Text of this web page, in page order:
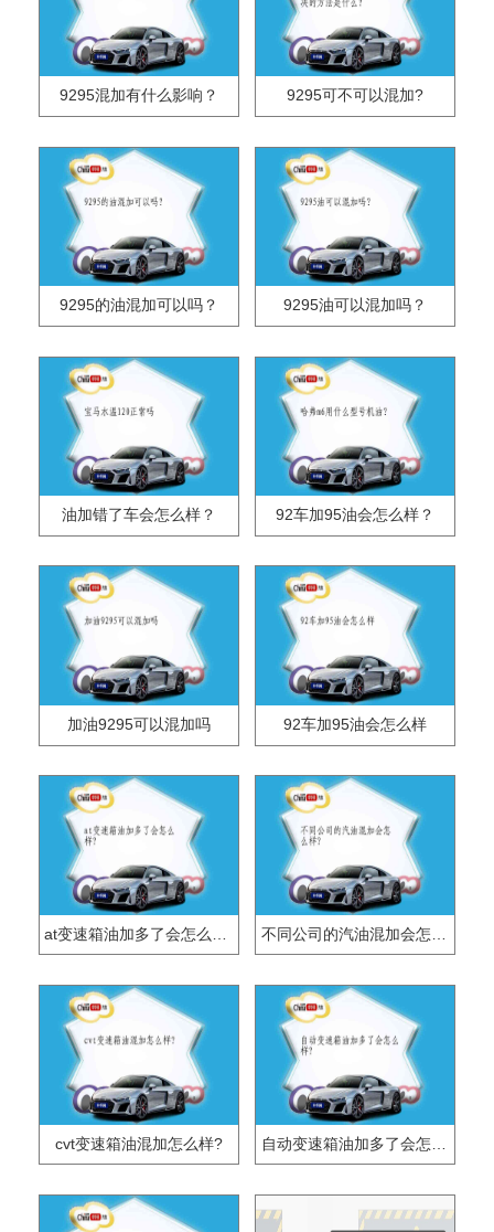
9295混加有什么影响？ 9295可不可以混加?
9295的油混加可以吗？ 9295油可以混加吗？
油加错了车会怎么样？ 92车加95油会怎么样？
加油9295可以混加吗 92车加95油会怎么样
cvt变速箱油混加怎么样?